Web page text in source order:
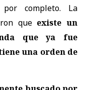
completo. La
que existe un
que ya fue
una orden de